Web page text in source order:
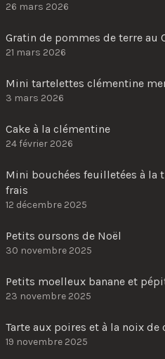
26 mars 2026
Gratin de pommes de terre au
21 mars 2026
Mini tartelettes clémentine
3 mars 2026
Cake à la clémentine
24 février 2026
Mini bouchées feuilletées à la
frais
12 décembre 2025
Petits oursons de Noël
30 novembre 2025
Petits moelleux banane et
23 novembre 2025
Tarte aux poires et à la noix de
19 novembre 2025